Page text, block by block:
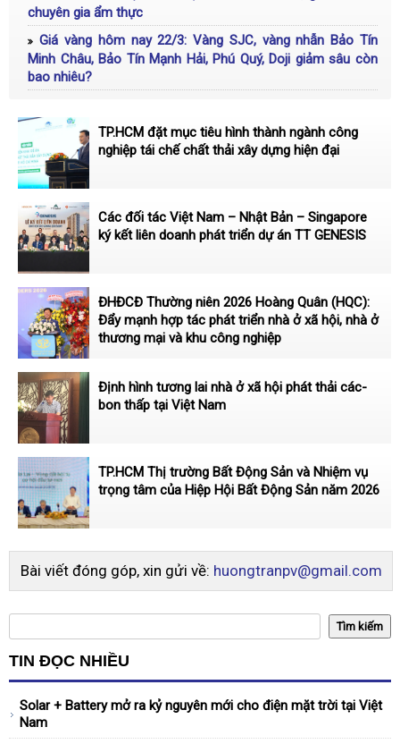
chuyên gia ẩm thực
Giá vàng hôm nay 22/3: Vàng SJC, vàng nhẫn Bảo Tín
Minh Châu, Bảo Tín Mạnh Hải, Phú Quý, Doji giảm sâu còn
bao nhiêu?
TP.HCM đặt mục tiêu hình thành ngành công
nghiệp tái chế chất thải xây dựng hiện đại
Các đối tác Việt Nam – Nhật Bản – Singapore
ký kết liên doanh phát triển dự án TT GENESIS
ĐHĐCĐ Thường niên 2026 Hoàng Quân (HQC):
Đẩy mạnh hợp tác phát triển nhà ở xã hội, nhà ở
thương mại và khu công nghiệp
Định hình tương lai nhà ở xã hội phát thải các-
bon thấp tại Việt Nam
TP.HCM Thị trường Bất Động Sản và Nhiệm vụ
trọng tâm của Hiệp Hội Bất Động Sản năm 2026
Bài viết đóng góp, xin gửi về: huongtranpv@gmail.com
TIN ĐỌC NHIỀU
Solar + Battery mở ra kỷ nguyên mới cho điện mặt trời tại Việt
Nam